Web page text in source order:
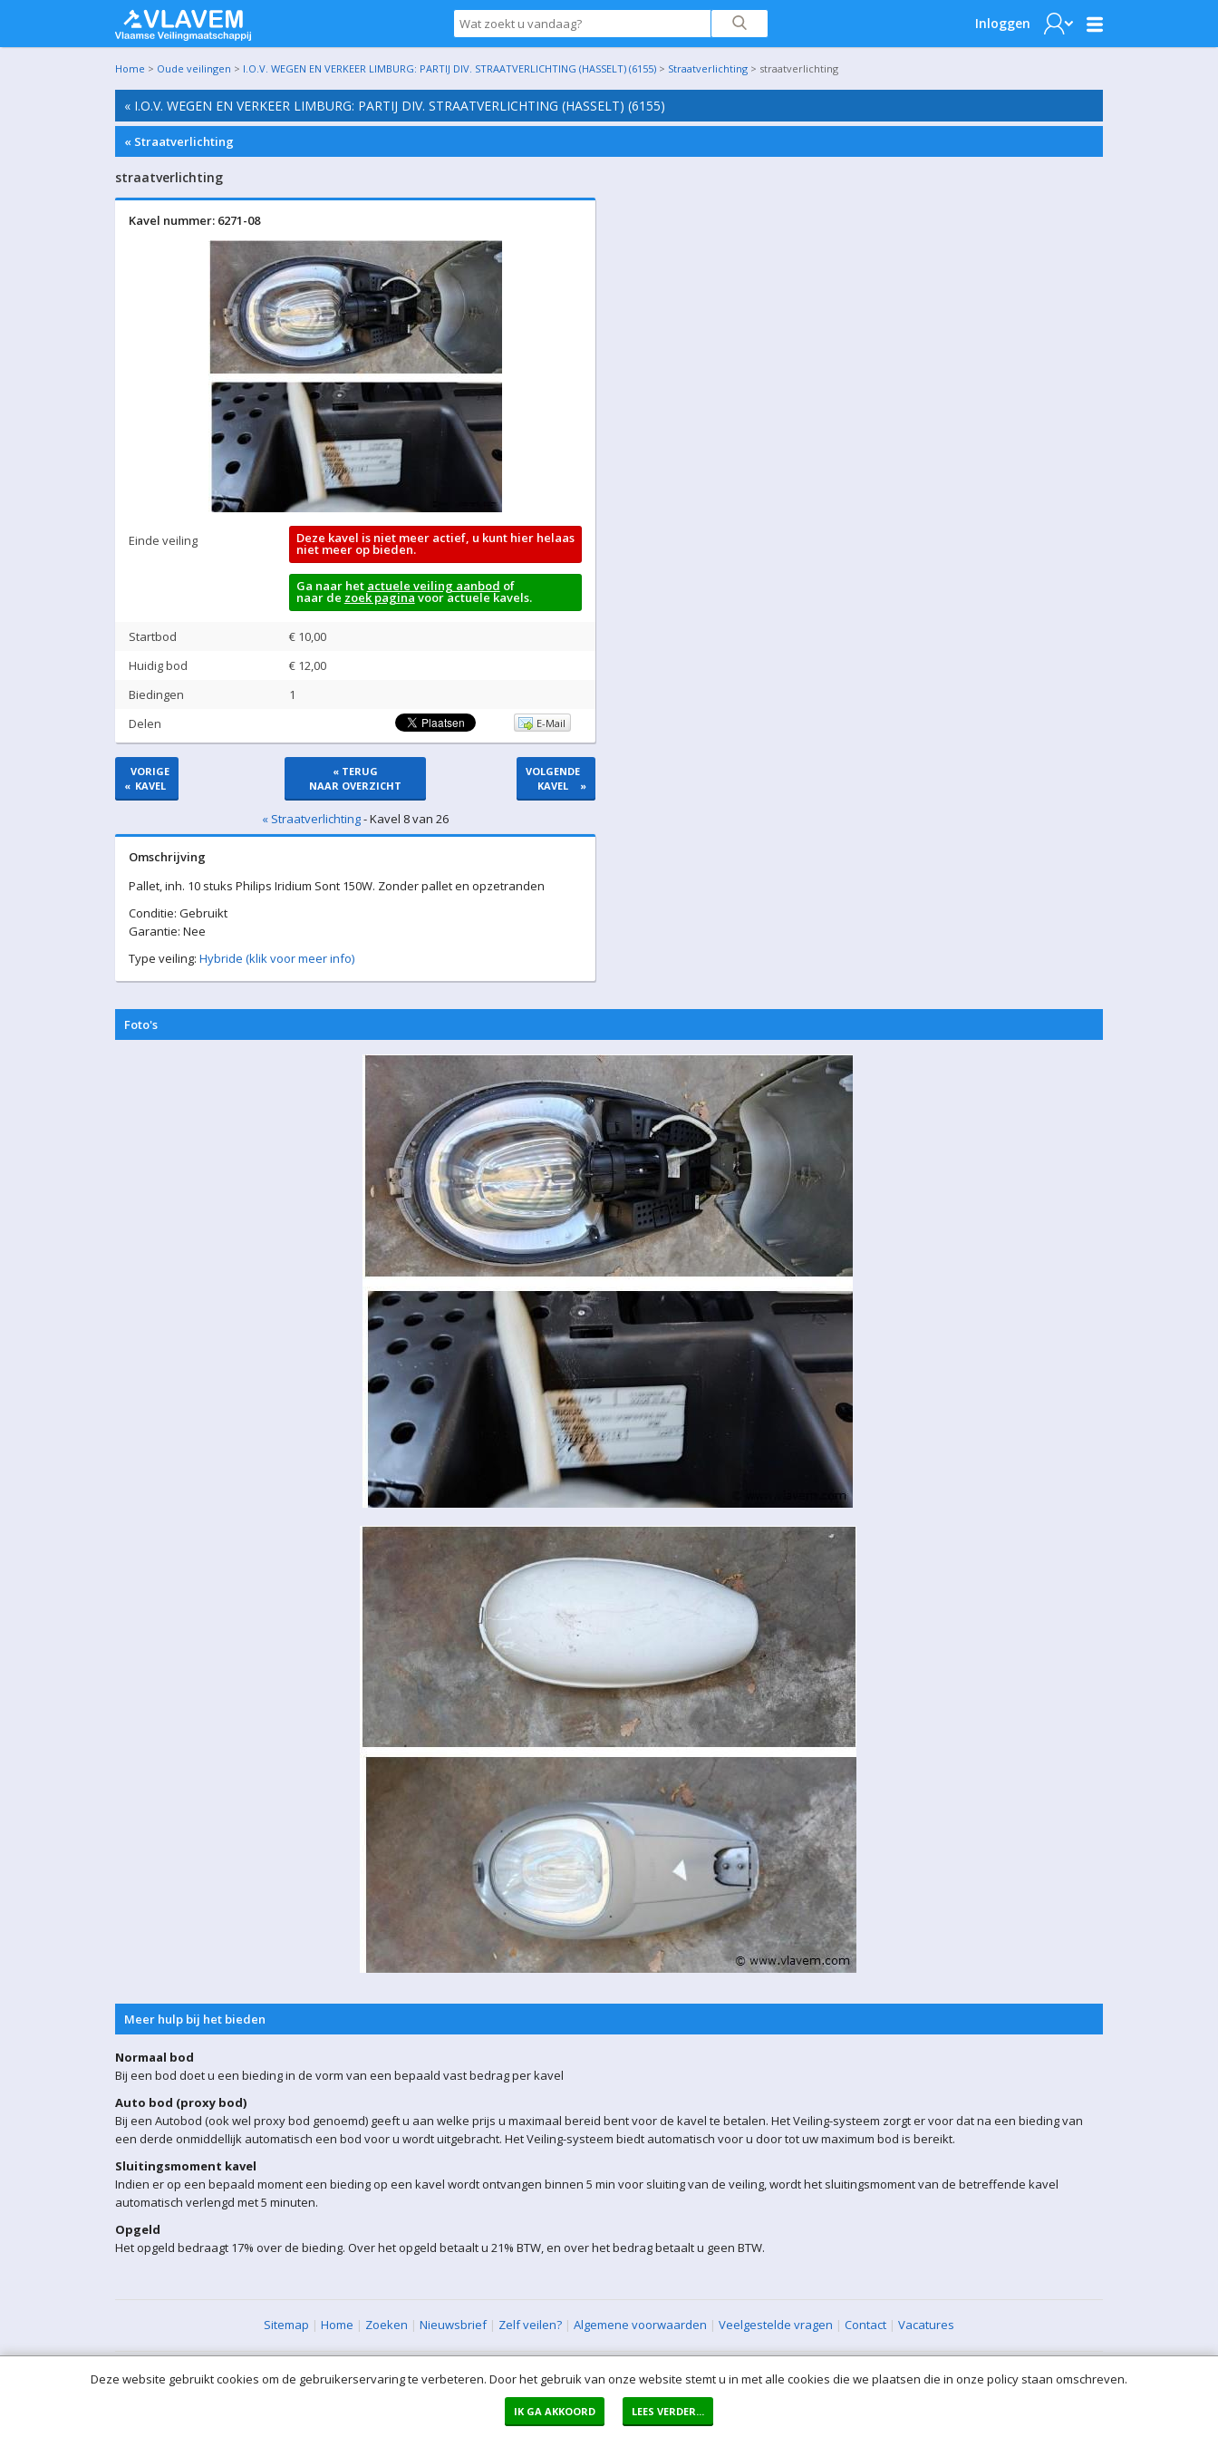
Inloggen
Home > Oude veilingen > I.O.V. WEGEN EN VERKEER LIMBURG: PARTIJ DIV. STRAATVERLICHTING (HASSELT) (6155) > Straatverlichting > straatverlichting
« I.O.V. WEGEN EN VERKEER LIMBURG: PARTIJ DIV. STRAATVERLICHTING (HASSELT) (6155)
« Straatverlichting
straatverlichting
Kavel nummer: 6271-08
Einde veiling Deze kavel is niet meer actief, u kunt hier helaas
niet meer op bieden.
Ga naar het actuele veiling aanbod of
naar de zoek paginavoor actuele kavels.
Startbod
€ 10,00
Huidig bod
€ 12,00
Biedingen
1
Delen
E-Mail
«
VORIGE
KAVEL
« TERUG
NAAR OVERZICHT
VOLGENDE
KAVEL
»
« Straatverlichting- Kavel 8 van 26
Omschrijving
Pallet, inh. 10 stuks Philips Iridium Sont 150W. Zonder pallet en opzetranden
Conditie: Gebruikt
Garantie: Nee
Type veiling: Hybride (klik voor meer info)
Foto's
Meer hulp bij het bieden
Normaal bod
Bij een bod doet u een bieding in de vorm van een bepaald vast bedrag per kavel
Auto bod (proxy bod)
Bij een Autobod (ook wel proxy bod genoemd) geeft u aan welke prijs u maximaal bereid bent voor de kavel te betalen. Het Veiling-systeem zorgt er voor dat na een bieding van
een derde onmiddellijk automatisch een bod voor u wordt uitgebracht. Het Veiling-systeem biedt automatisch voor u door tot uw maximum bod is bereikt.
Sluitingsmoment kavel
Indien er op een bepaald moment een bieding op een kavel wordt ontvangen binnen 5 min voor sluiting van de veiling, wordt het sluitingsmoment van de betreffende kavel
automatisch verlengd met 5 minuten.
Opgeld
Het opgeld bedraagt 17% over de bieding. Over het opgeld betaalt u 21% BTW, en over het bedrag betaalt u geen BTW.
Sitemap | Home | Zoeken | Nieuwsbrief| Zelf veilen? | Algemene voorwaarden | Veelgestelde vragen | Contact | Vacatures
XML Sitemap| All rights reserved (VLAVEM-WEB-2)
Deze website gebruikt cookies om de gebruikerservaring te verbeteren. Door het gebruik van onze website stemt u in met alle cookies die we plaatsen die in onze policy staan omschreven.
IK GA AKKOORD LEES VERDER...